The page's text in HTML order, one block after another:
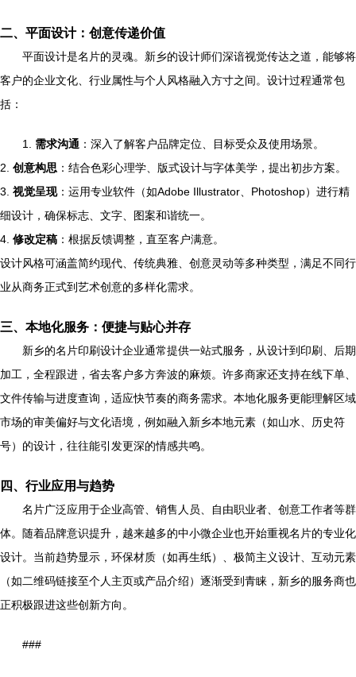
二、平面设计：创意传递价值
平面设计是名片的灵魂。新乡的设计师们深谙视觉传达之道，能够将
客户的企业文化、行业属性与个人风格融入方寸之间。设计过程通常包
括：
1. 需求沟通 ：深入了解客户品牌定位、目标受众及使用场景。
2. 创意构思 ：结合色彩心理学、版式设计与字体美学，提出初步方案。
3. 视觉呈现：运用专业软件（如Adobe Illustrator、Photoshop）进行精
细设计，确保标志、文字、图案和谐统一。
4. 修改定稿 ：根据反馈调整，直至客户满意。
设计风格可涵盖简约现代、传统典雅、创意灵动等多种类型，满足不同行
业从商务正式到艺术创意的多样化需求。
三、本地化服务：便捷与贴心并存
新乡的名片印刷设计企业通常提供一站式服务，从设计到印刷、后期
加工，全程跟进，省去客户多方奔波的麻烦。许多商家还支持在线下单、
文件传输与进度查询，适应快节奏的商务需求。本地化服务更能理解区域
市场的审美偏好与文化语境，例如融入新乡本地元素（如山水、历史符
号）的设计，往往能引发更深的情感共鸣。
四、行业应用与趋势
名片广泛应用于企业高管、销售人员、自由职业者、创意工作者等群
体。随着品牌意识提升，越来越多的中小微企业也开始重视名片的专业化
设计。当前趋势显示，环保材质（如再生纸）、极简主义设计、互动元素
（如二维码链接至个人主页或产品介绍）逐渐受到青睐，新乡的服务商也
正积极跟进这些创新方向。
###